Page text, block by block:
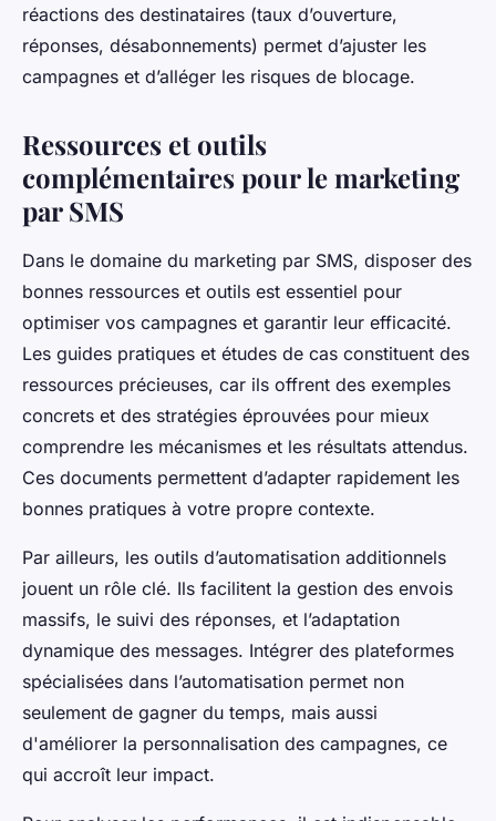
réactions des destinataires (taux d’ouverture,
réponses, désabonnements) permet d’ajuster les
campagnes et d’alléger les risques de blocage.
Ressources et outils
complémentaires pour le marketing
par SMS
Dans le domaine du marketing par SMS, disposer des
bonnes ressources et outils est essentiel pour
optimiser vos campagnes et garantir leur efficacité.
Les guides pratiques et études de cas constituent des
ressources précieuses, car ils offrent des exemples
concrets et des stratégies éprouvées pour mieux
comprendre les mécanismes et les résultats attendus.
Ces documents permettent d’adapter rapidement les
bonnes pratiques à votre propre contexte.
Par ailleurs, les outils d’automatisation additionnels
jouent un rôle clé. Ils facilitent la gestion des envois
massifs, le suivi des réponses, et l’adaptation
dynamique des messages. Intégrer des plateformes
spécialisées dans l’automatisation permet non
seulement de gagner du temps, mais aussi
d'améliorer la personnalisation des campagnes, ce
qui accroît leur impact.